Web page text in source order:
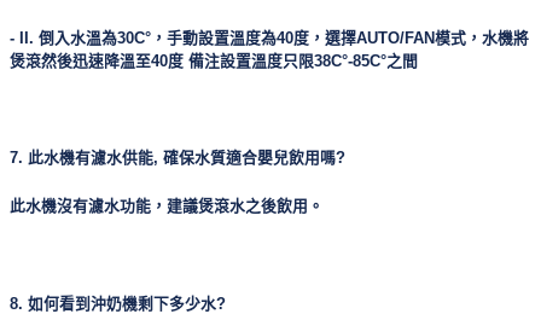
- II. 倒入水溫為30C°，手動設置溫度為40度，選擇AUTO/FAN模式，水機將
煲滾然後迅速降溫至40度 備注設置溫度只限38C°-85C°之間
7. 此水機有濾水供能, 確保水質適合嬰兒飲用嗎?
此水機沒有濾水功能，建議煲滾水之後飲用。
8. 如何看到沖奶機剩下多少水?